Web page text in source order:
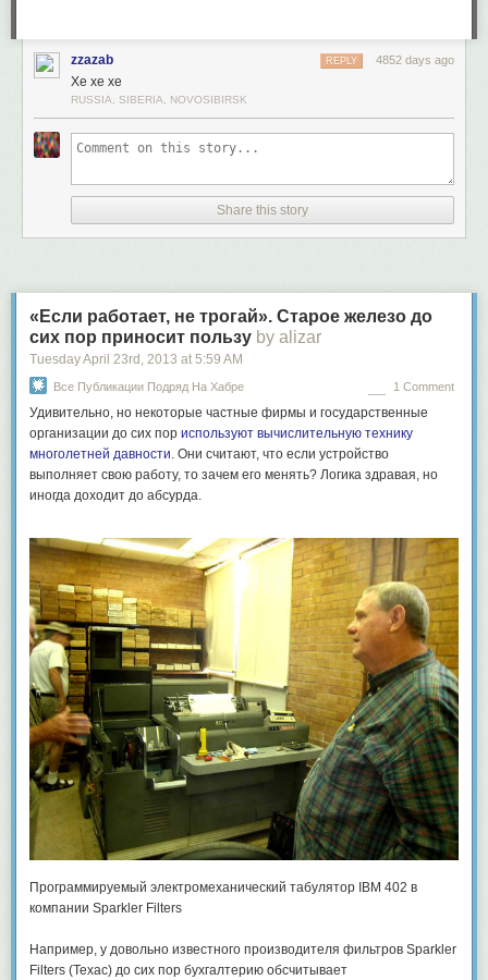
zzazab 4852 days ago
REPLY
Хе хе хе
RUSSIA, SIBERIA, NOVOSIBIRSK
Share this story
«Если работает, не трогай». Старое железо до
сих пор приносит пользу by alizar
Tuesday April 23rd , 2013 at 5:59 AM
Все Публикации Подряд На Хабре 1 Comment
Удивительно, но некоторые частные фирмы и государственные
организации до сих пор используют вычислительную технику
многолетней давности. Они считают, что если устройство
выполняет свою работу, то зачем его менять? Логика здравая, но
иногда доходит до абсурда.
Программируемый электромеханический табулятор IBM 402 в
компании Sparkler Filters
Например, у довольно известного производителя фильтров Sparkler
Filters (Техас) до сих пор бухгалтерию обсчитывает